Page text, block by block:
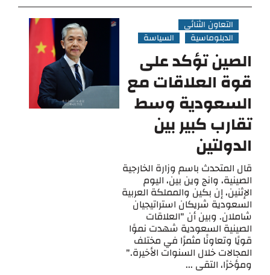
التعاون الثنائي
الدبلوماسية
السياسة
الصين تؤكد على
قوة العلاقات مع
السعودية وسط
تقارب كبير بين
الدولتين
قال المتحدث باسم وزارة الخارجية
الصينية، وانج وين بين، اليوم
الإثنين، إن بكين والمملكة العربية
السعودية شريكان استراتيجيان
شاملان. وبين أن "العلاقات
الصينية السعودية شهدت نموًا
قويًا وتعاونًا مثمرًا في مختلف
المجالات خلال السنوات الأخيرة."
ومؤخرًا، التقى ...